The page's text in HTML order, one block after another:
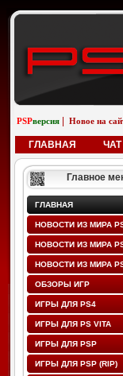
PSPверсия Новое на
ГЛАВНАЯ ЧАТ
Главное
ГЛАВНАЯ
НОВОСТИ ИЗ МИРА
НОВОСТИ ИЗ МИРА
НОВОСТИ ИЗ МИРА
ОБЗОРЫ ИГР
ИГРЫ ДЛЯ PS4
ИГРЫ ДЛЯ PS VITA
ИГРЫ ДЛЯ PSP
ИГРЫ ДЛЯ PSP (RIP)